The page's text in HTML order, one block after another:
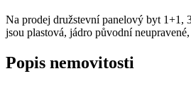
Na prodej družstevní panelový byt 1+1,
jsou plastová, jádro původní
Popis nemovitosti